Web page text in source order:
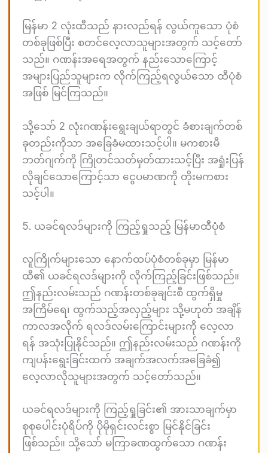
မြန်မာ 2 လုံးထီသည် နားလည်ရန် လွယ်ကူသော ပုံစံ
တစ်ခုဖြစ်ပြီး စတင်လေ့လာသူများအတွက် သင့်တော်
သည်။ ဂဏန်းအရေအတွက် နည်းသောကြောင့်
အများပြည်သူများက လိုက်ကြည့်ရလွယ်သော ထီပုံစံ
အဖြစ် မြင်ကြသည်။
သို့သော် 2 လုံးဂဏန်းရွေးချယ်ရာတွင် ခံစားချက်တစ်
ခုတည်းကိုသာ အခြေခံမထားသင့်ပါ။ မကစားမီ
ဘတ်ဂျက်ကို ကြိုတင်သတ်မှတ်ထားသင့်ပြီး အရှုံးပြန်
လိုချင်သောကြောင့်သာ ငွေပမာဏကို တိုးမကစား
သင့်ပါ။
5. ယခင်ရလဒ်များကို ကြည့်ရှုသည့် မြန်မာထီပုံစံ
လူကြိုက်များသော နောက်ထပ်ပုံစံတစ်ခုမှာ မြန်မာ
ထီ၏ ယခင်ရလဒ်များကို လိုက်ကြည့်ခြင်းဖြစ်သည်။
ဤနည်းလမ်းသည် ဂဏန်းတစ်ခုချင်းစီ ထွက်ရှိမှု
အကြိမ်ရေ၊ ထွက်သည့်အလှည့်များ သို့မဟုတ် အချိန်
ကာလအလိုက် ရလဒ်လမ်းကြောင်းများကို လေ့လာ
ရန် အသုံးပြုနိုင်သည်။ ဤနည်းလမ်းသည် ဂဏန်းကို
ကျပန်းရွေးခြင်းထက် အချက်အလက်အခြေခံ၍
လေ့လာလိုသူများအတွက် သင့်တော်သည်။
ယခင်ရလဒ်များကို ကြည့်ရှုခြင်း၏ အားသာချက်မှာ
စုစုပေါင်းပုံရိပ်ကို ပိုမိုရှင်းလင်းစွာ မြင်နိုင်ခြင်း
ဖြစ်သည်။ သို့သော် မကြာခဏထွက်သော ဂဏန်း